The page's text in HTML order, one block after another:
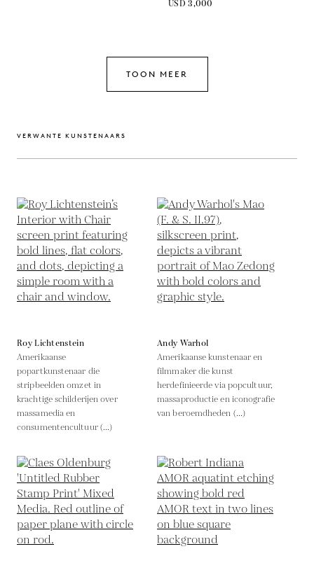
USD 3,000
TOON MEER
VERWANTE KUNSTENAARS
Roy Lichtenstein
Amerikaanse
popartkunstenaar die
stripbeelden omzet in
krachtige schilderijen over
massamedia en
consumentencultuur (...)
Andy Warhol
Amerikaanse kunstenaar en
filmmaker die kunst
herdefinieerde via popcultuur,
massaproductie en iconografie
van beroemdheden (...)